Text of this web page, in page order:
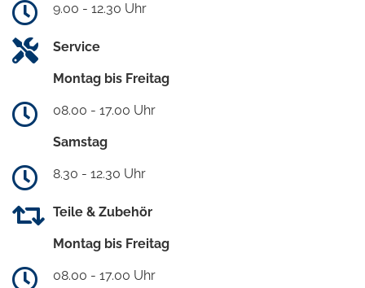
9.00 - 12.30 Uhr
Service
Montag bis Freitag
08.00 - 17.00 Uhr
Samstag
8.30 - 12.30 Uhr
Teile & Zubehör
Montag bis Freitag
08.00 - 17.00 Uhr